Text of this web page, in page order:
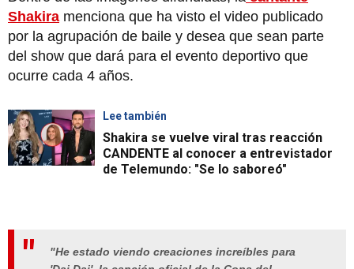
Shakira menciona que ha visto el video publicado
por la agrupación de baile y desea que sean parte
del show que dará para el evento deportivo que
ocurre cada 4 años.
Lee también
Shakira se vuelve viral tras reacción
CANDENTE al conocer a entrevistador
de Telemundo: "Se lo saboreó"
"He estado viendo creaciones increíbles para